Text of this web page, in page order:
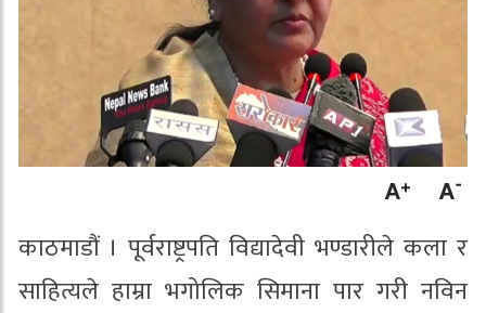
काठमाडौं । पूर्वराष्ट्रपति विद्यादेवी भण्डारीले कला र
साहित्यले हाम्रा भगोलिक सिमाना पार गरी नविन